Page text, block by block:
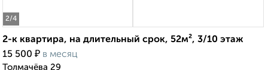
2/4
2-к квартира, на длительный срок, 52м², 3/10 этаж
15 500 ₽ в месяц
Толмачёва 29